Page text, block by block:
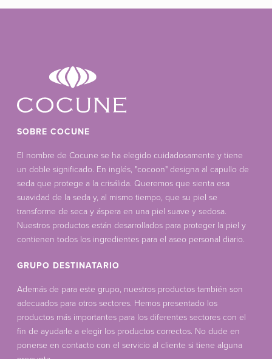
SOBRE COCUNE
El nombre de Cocune se ha elegido cuidadosamente y tiene
un doble significado. En inglés, "cocoon" designa al capullo de
seda que protege a la crisálida. Queremos que sienta esa
suavidad de la seda y, al mismo tiempo, que su piel se
transforme de seca y áspera en una piel suave y sedosa.
Nuestros productos están desarrollados para proteger la piel y
contienen todos los ingredientes para el aseo personal diario.
GRUPO DESTINATARIO
Además de para este grupo, nuestros productos también son
adecuados para otros sectores. Hemos presentado los
productos más importantes para los diferentes sectores con el
fin de ayudarle a elegir los productos correctos. No dude en
ponerse en contacto con el servicio al cliente si tiene alguna